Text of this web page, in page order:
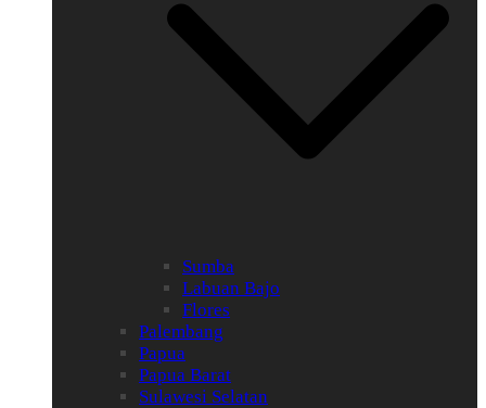
Sumba
Labuan Bajo
Flores
Palembang
Papua
Papua Barat
Sulawesi Selatan